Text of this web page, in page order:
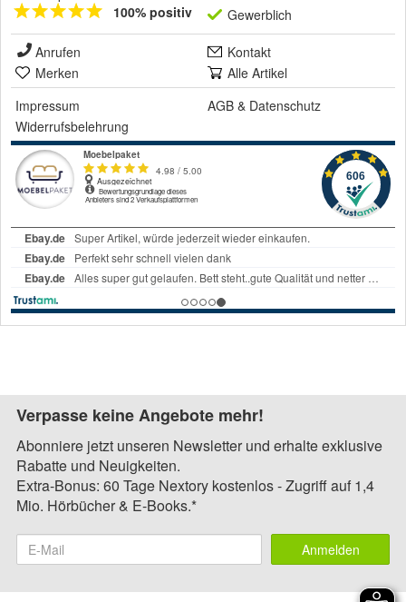
100% positiv
Gewerblich
Anrufen
Kontakt
Merken
Alle Artikel
Impressum
AGB & Datenschutz
Widerrufsbelehrung
Verpasse keine Angebote mehr!
Abonniere jetzt unseren Newsletter und erhalte exklusive
Rabatte und Neuigkeiten.
Extra-Bonus: 60 Tage Nextory kostenlos - Zugriff auf 1,4
Mio. Hörbücher & E-Books.*
Anmelden